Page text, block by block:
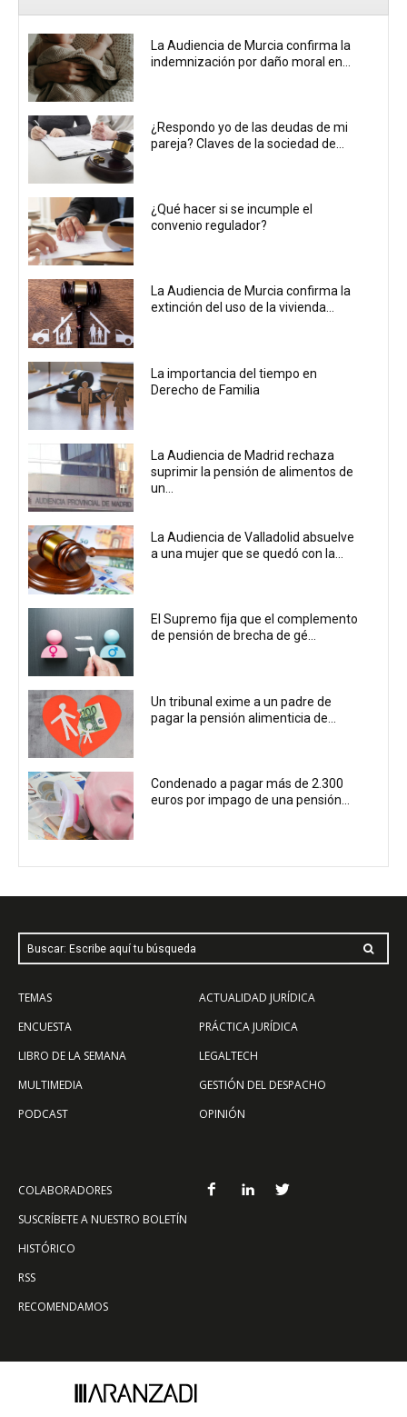
La Audiencia de Murcia confirma la
indemnización por daño moral en...
¿Respondo yo de las deudas de mi
pareja? Claves de la sociedad de...
¿Qué hacer si se incumple el
convenio regulador?
La Audiencia de Murcia confirma la
extinción del uso de la vivienda...
La importancia del tiempo en
Derecho de Familia
La Audiencia de Madrid rechaza
suprimir la pensión de alimentos de
un...
La Audiencia de Valladolid absuelve
a una mujer que se quedó con la...
El Supremo fija que el complemento
de pensión de brecha de gé...
Un tribunal exime a un padre de
pagar la pensión alimenticia de...
Condenado a pagar más de 2.300
euros por impago de una pensión...
Buscar: Escribe aquí tu búsqueda
TEMAS
ENCUESTA
LIBRO DE LA SEMANA
MULTIMEDIA
PODCAST
ACTUALIDAD JURÍDICA
PRÁCTICA JURÍDICA
LEGALTECH
GESTIÓN DEL DESPACHO
OPINIÓN
COLABORADORES
SUSCRÍBETE A NUESTRO BOLETÍN
HISTÓRICO
RSS
RECOMENDAMOS